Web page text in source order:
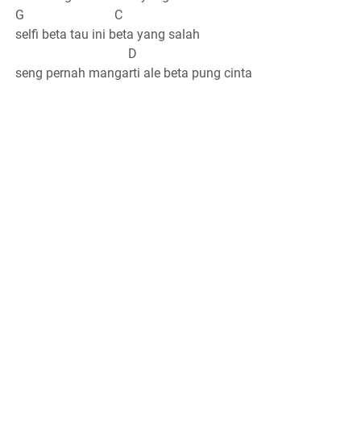
G C
selfi beta tau ini beta yang salah
D
seng pernah mangarti ale beta pung cinta